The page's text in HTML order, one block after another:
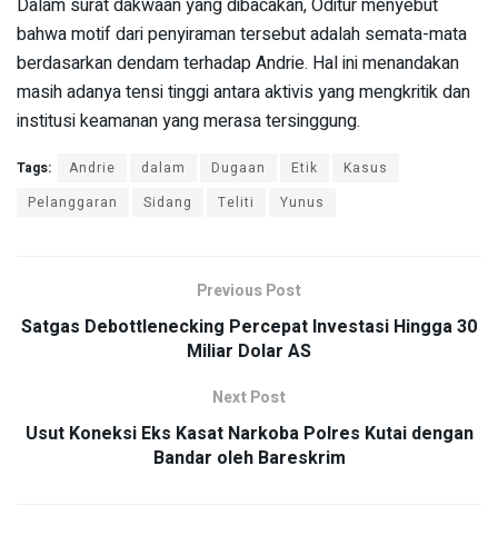
Dalam surat dakwaan yang dibacakan, Oditur menyebut
bahwa motif dari penyiraman tersebut adalah semata-mata
berdasarkan dendam terhadap Andrie. Hal ini menandakan
masih adanya tensi tinggi antara aktivis yang mengkritik dan
institusi keamanan yang merasa tersinggung.
Tags: Andrie dalam Dugaan Etik
Kasus
Pelanggaran
Sidang Teliti Yunus
Previous Post
Satgas Debottlenecking Percepat Investasi Hingga 30
Miliar Dolar AS
Next Post
Usut Koneksi Eks Kasat Narkoba Polres Kutai dengan
Bandar oleh Bareskrim